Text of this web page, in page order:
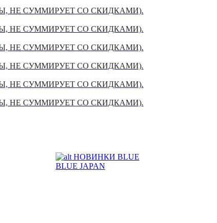
НЕ СУММИРУЕТ СО СКИДКАМИ).
НЕ СУММИРУЕТ СО СКИДКАМИ).
НЕ СУММИРУЕТ СО СКИДКАМИ).
НЕ СУММИРУЕТ СО СКИДКАМИ).
НЕ СУММИРУЕТ СО СКИДКАМИ).
НЕ СУММИРУЕТ СО СКИДКАМИ).
НОВИНКИ BLUE
BLUE JAPAN